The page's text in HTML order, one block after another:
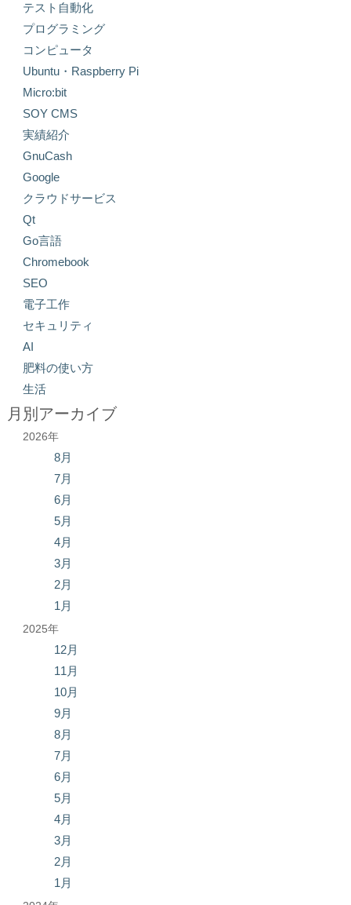
テスト自動化
プログラミング
コンピュータ
Ubuntu・Raspberry Pi
Micro:bit
SOY CMS
実績紹介
GnuCash
Google
クラウドサービス
Qt
Go言語
Chromebook
SEO
電子工作
セキュリティ
AI
肥料の使い方
生活
月別アーカイブ
2026年
8月
7月
6月
5月
4月
3月
2月
1月
2025年
12月
11月
10月
9月
8月
7月
6月
5月
4月
3月
2月
1月